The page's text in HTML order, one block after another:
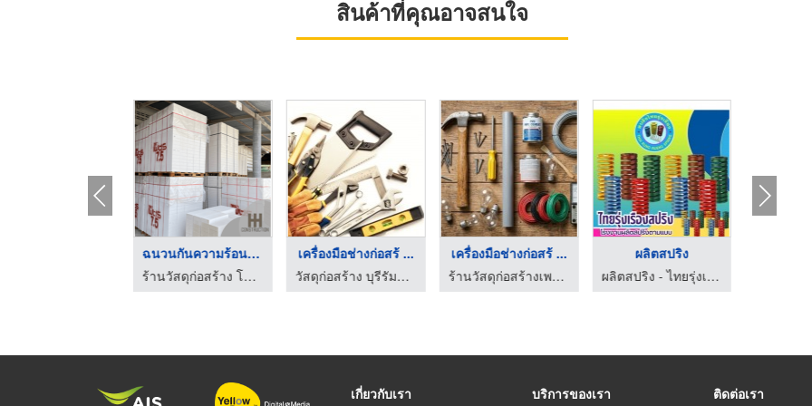
สินค้าที่คุณอาจสนใจ
ฉนวนกันความร้อน นครร ...
ร้านวัสดุก่อสร้าง โคราช - รวมทวีก่อสร้าง
เครื่องมือช่างก่อสร้ ...
วัสดุก่อสร้าง บุรีรัมย์ - บุรีรัมย์นำโชค
เครื่องมือช่างก่อสร้ ...
ร้านวัสดุก่อสร้างเพชรเกษม - วี เอส ที เคหะภัณฑ์
ผลิตสปริง
ผลิตสปริง - ไทยรุ่งเรืองสปริง
เกี่ยวกับเรา บริการของเรา ติดต่อเรา